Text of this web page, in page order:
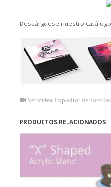
Descárguese nuestro catálogo
Ver vídeo Expositor de botellas
PRODUCTOS RELACIONADOS